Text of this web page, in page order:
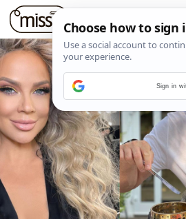
Sign in